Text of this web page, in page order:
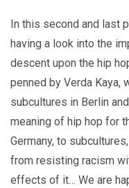
In this second and last
having a look into the
descent upon the hip
penned by Verda Kaya,
subcultures in Berlin
meaning of hip hop for
Germany, to
from resisting racism
effects of it… We are